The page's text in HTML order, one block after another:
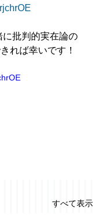
批判的実在論の
れば幸いです！
すべて表示